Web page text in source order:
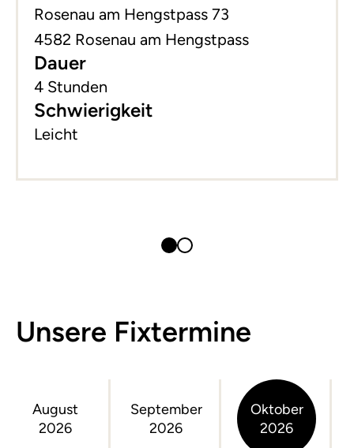
Rosenau am Hengstpass 73
4582 Rosenau am Hengstpass
Dauer
4 Stunden
Schwierigkeit
Leicht
Unsere Fixtermine
August
2026
September
2026
Oktober
2026